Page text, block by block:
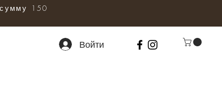
Войти
150